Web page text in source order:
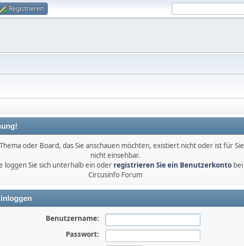
Registrieren
oder Board, das Sie anschauen möchten, existiert nicht oder ist für Sie
nicht einsehbar.
loggen Sie sich unterhalb ein oder registrieren Sie ein Benutzerkontobei
Circusinfo Forum
Benutzername:
Passwort: